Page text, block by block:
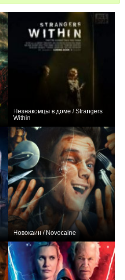
Незнакомцы в доме / Strangers
Within
Новокаин / Novocaine